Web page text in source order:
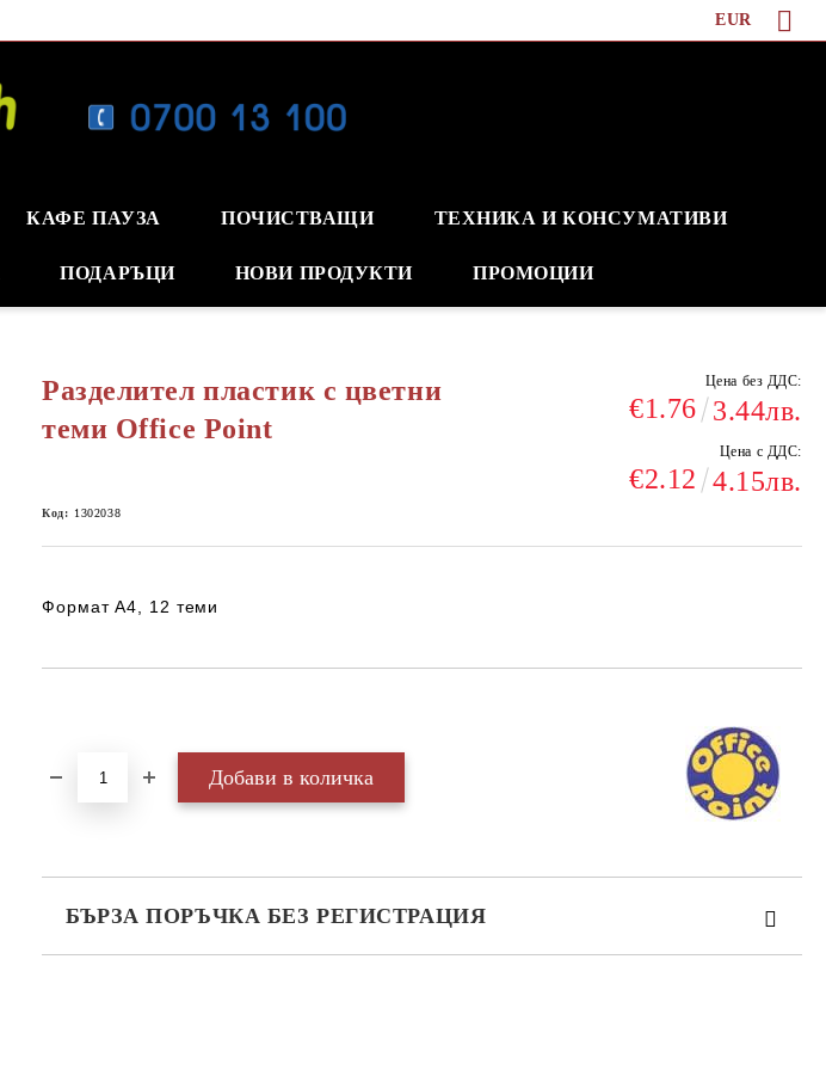
EUR
КАФЕ ПАУЗА ПОЧИСТВАЩИ ТЕХНИКА И КОНСУМАТИВИ
ПОДАРЪЦИ НОВИ ПРОДУКТИ ПРОМОЦИИ
Разделител пластик с цветни
теми Office Point
Цена без ДДС:
€1.76 3.44лв.
Цена с ДДС:
€2.12 4.15лв.
Код: 1302038
Формат А4, 12 теми
БЪРЗА ПОРЪЧКА БЕЗ РЕГИСТРАЦИЯ